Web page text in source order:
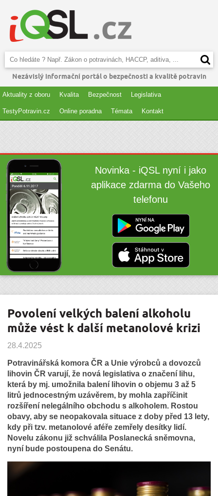
Nezávislý informační portál o bezpečnosti a kvalitě potravin
Aktuality z oboru Kvalita Bezpečnost Legislativa
TestyPotravin.cz Online poradna Témata Kontakt
Novinka - iQSL nyní i jako
aplikace zdarma do Vašeho
telefonu
Povolení velkých balení alkoholu
může vést k další metanolové krizi
28.4.2025
Potravinářská komora ČR a Unie výrobců a dovozců
lihovin ČR varují, že nová legislativa o značení lihu,
která by mj. umožnila balení lihovin o objemu 3 až 5
litrů jednocestným uzávěrem, by mohla zapříčinit
rozšíření nelegálního obchodu s alkoholem. Rostou
obavy, aby se neopakovala situace z doby před 13 lety,
kdy při tzv. metanolové aféře zemřely desítky lidí.
Novelu zákonu již schválila Poslanecká sněmovna,
nyní bude postoupena do Senátu.